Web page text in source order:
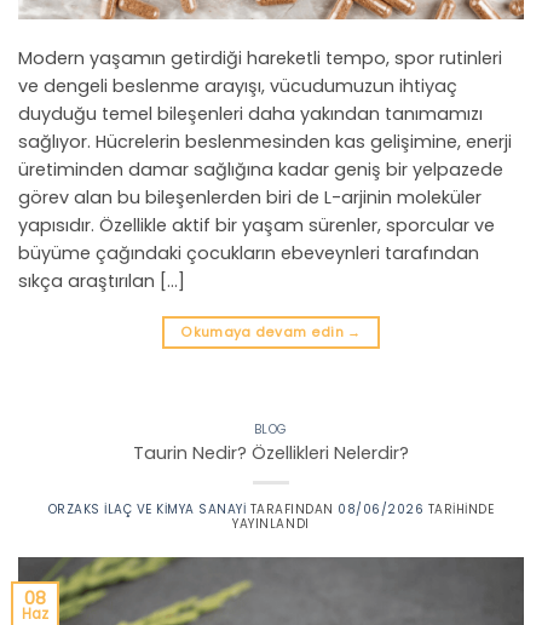
Modern yaşamın getirdiği hareketli tempo, spor rutinleri
ve dengeli beslenme arayışı, vücudumuzun ihtiyaç
duyduğu temel bileşenleri daha yakından tanımamızı
sağlıyor. Hücrelerin beslenmesinden kas gelişimine, enerji
üretiminden damar sağlığına kadar geniş bir yelpazede
görev alan bu bileşenlerden biri de L-arjinin moleküler
yapısıdır. Özellikle aktif bir yaşam sürenler, sporcular ve
büyüme çağındaki çocukların ebeveynleri tarafından
sıkça araştırılan […]
Okumaya devam edin →
BLOG
Taurin Nedir? Özellikleri Nelerdir?
ORZAKS İLAÇ VE KIMYA SANAYI TARAFINDAN 08/06/2026 TARIHINDE
YAYINLANDI
08
Haz